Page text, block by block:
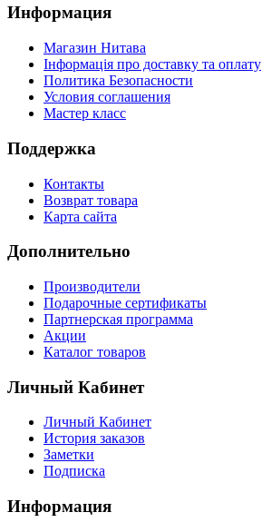
Информация
Магазин Нитава
Інформація про доставку та оплату
Политика Безопасности
Условия соглашения
Мастер класс
Поддержка
Контакты
Возврат товара
Карта сайта
Дополнительно
Производители
Подарочные сертификаты
Партнерская программа
Акции
Каталог товаров
Личный Кабинет
Личный Кабинет
История заказов
Заметки
Подписка
Информация